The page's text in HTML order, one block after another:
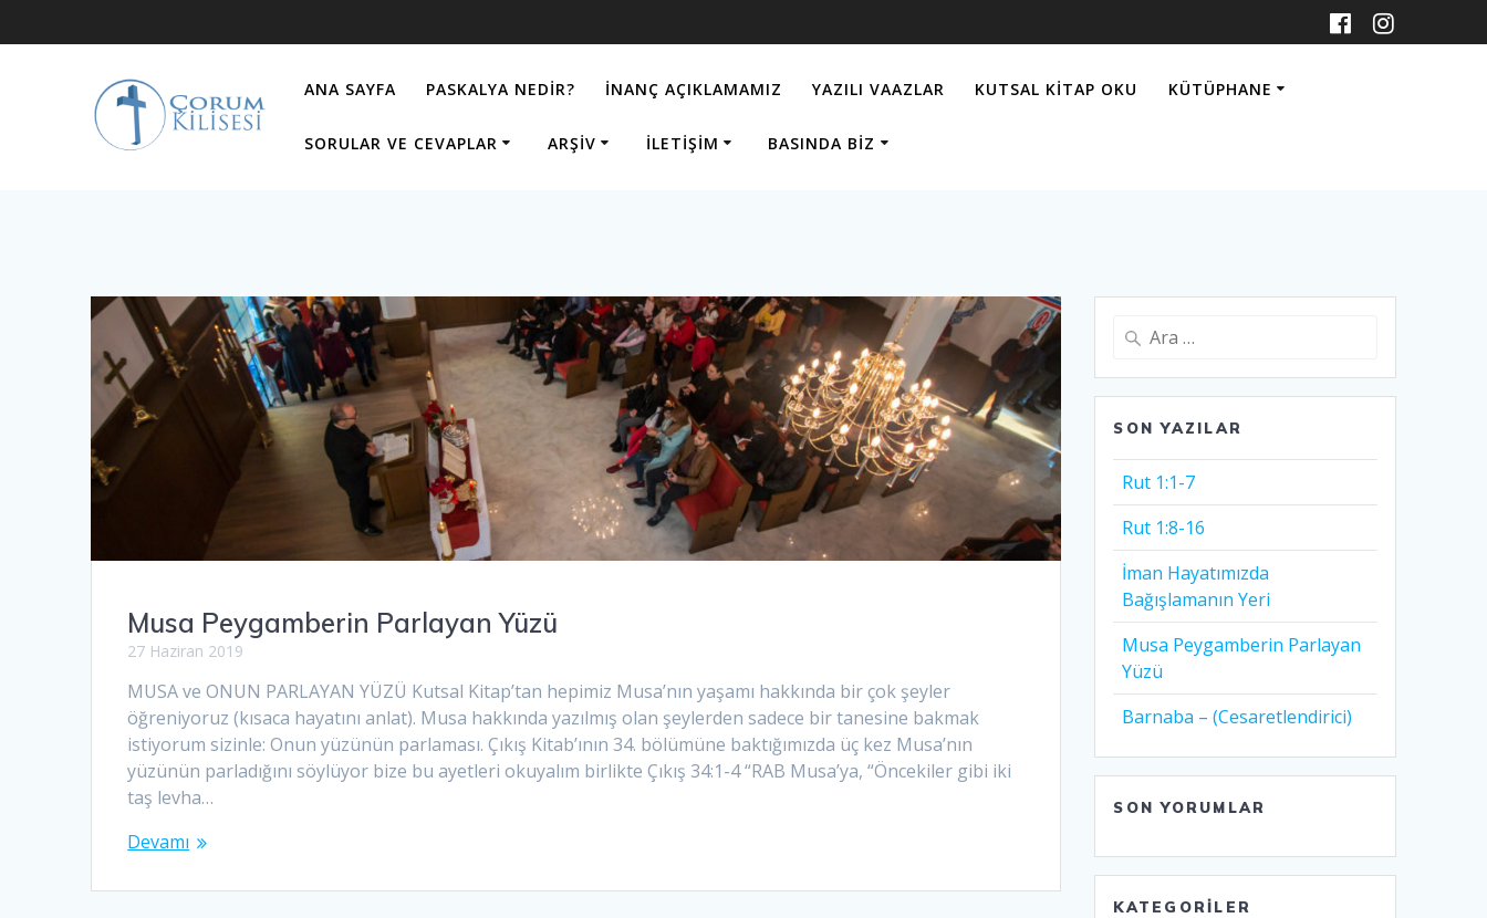
to
ANA SAYFA PASKALYA NEDIR? İNANÇ AÇIKLAMAMIZ YAZILI VAAZLAR KUTSAL KITAP OKU KÜTÜPHANE
SORULAR VE CEVAPLAR ARŞIV İLETIŞIM BASINDA BIZ
Musa Peygamberin Parlayan Yüzü
27 Haziran 2019
MUSA ve ONUN PARLAYAN YÜZÜ Kutsal Kitap’tan hepimiz Musa’nın yaşamı hakkında bir çok şeyler
öğreniyoruz (kısaca hayatını anlat). Musa hakkında yazılmış olan şeylerden sadece bir tanesine bakmak
istiyorum sizinle: Onun yüzünün parlaması. Çıkış Kitab’ının 34. bölümüne baktığımızda üç kez Musa’nın
yüzünün parladığını söylüyor bize bu ayetleri okuyalım birlikte Çıkış 34:1-4 “RAB Musa’ya, “Öncekiler gibi iki
taş levha…
Devamı
Arama:
SON YAZILAR
Rut 1:1-7
Rut 1:8-16
İman Hayatımızda
Bağışlamanın Yeri
Musa Peygamberin Parlayan
Yüzü
Barnaba – (Cesaretlendirici)
SON YORUMLAR
KATEGORILER